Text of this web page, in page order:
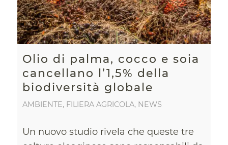
Olio di palma, cocco e soia
cancellano l’1,5% della
biodiversità globale
AMBIENTE, FILIERA AGRICOLA, NEWS
Un nuovo studio rivela che queste tre